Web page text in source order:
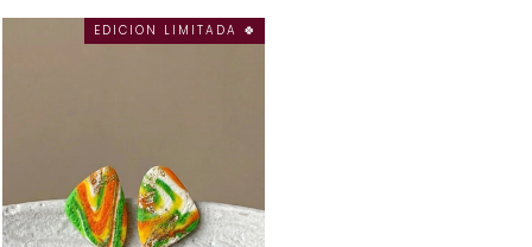
EDICION LIMITADA 🍀